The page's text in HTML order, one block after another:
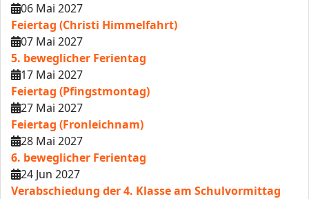
06 Mai 2027
Feiertag (Christi Himmelfahrt)
07 Mai 2027
5. beweglicher Ferientag
17 Mai 2027
Feiertag (Pfingstmontag)
27 Mai 2027
Feiertag (Fronleichnam)
28 Mai 2027
6. beweglicher Ferientag
24 Jun 2027
Verabschiedung der 4. Klasse am Schulvormittag